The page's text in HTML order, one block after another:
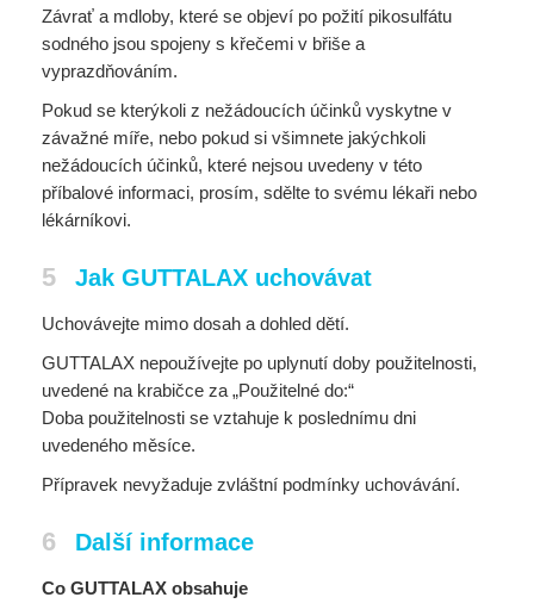
Závrať a mdloby, které se objeví po požití pikosulfátu
sodného jsou spojeny s křečemi v břiše a
vyprazdňováním.
Pokud se kterýkoli z nežádoucích účinků vyskytne v
závažné míře, nebo pokud si všimnete jakýchkoli
nežádoucích účinků, které nejsou uvedeny v této
příbalové informaci, prosím, sdělte to svému lékaři nebo
lékárníkovi.
5 Jak GUTTALAX uchovávat
Uchovávejte mimo dosah a dohled dětí.
GUTTALAX nepoužívejte po uplynutí doby použitelnosti,
uvedené na krabičce za „Použitelné do:“
Doba použitelnosti se vztahuje k poslednímu dni
uvedeného měsíce.
Přípravek nevyžaduje zvláštní podmínky uchovávání.
6 Další informace
Co GUTTALAX obsahuje